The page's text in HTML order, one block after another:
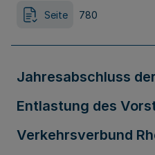
Seite 780
Jahresabschluss
Entlastung des
Verkehrsverbund